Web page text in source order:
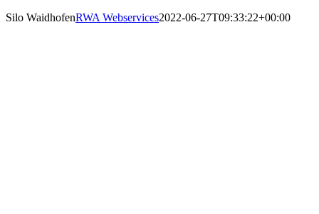
Silo WaidhofenRWA Webservices2022-06-27T09:33:22+00:00